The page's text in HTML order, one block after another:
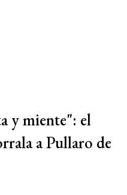
y miente": el
a Pullaro de